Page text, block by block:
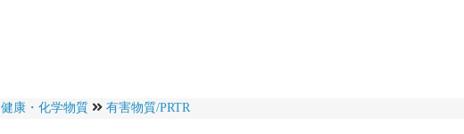
健康・化学物質 有害物質/PRTR